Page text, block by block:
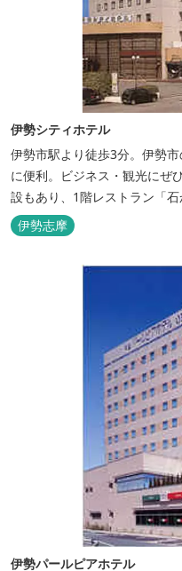
伊勢シティホテル
伊勢市駅より徒歩3分。伊勢
に便利。ビジネス・観光にぜ
設もあり、1階レストラン「
ただけます。
伊勢志摩
伊勢パールピアホテル